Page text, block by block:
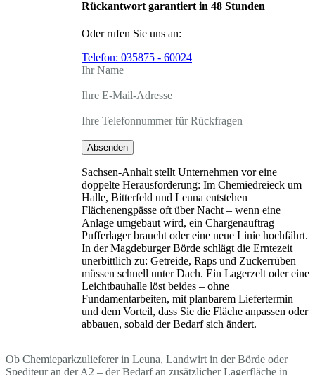
Rückantwort garantiert in 48 Stunden
Oder rufen Sie uns an:
Telefon: 035875 - 60024
Ihr Name
Ihre E-Mail-Adresse
Ihre Telefonnummer für Rückfragen
Absenden
Sachsen-Anhalt stellt Unternehmen vor eine
doppelte Herausforderung: Im Chemiedreieck um
Halle, Bitterfeld und Leuna entstehen
Flächenengpässe oft über Nacht – wenn eine
Anlage umgebaut wird, ein Chargenauftrag
Pufferlager braucht oder eine neue Linie hochfährt.
In der Magdeburger Börde schlägt die Erntezeit
unerbittlich zu: Getreide, Raps und Zuckerrüben
müssen schnell unter Dach. Ein Lagerzelt oder eine
Leichtbauhalle löst beides – ohne
Fundamentarbeiten, mit planbarem Liefertermin
und dem Vorteil, dass Sie die Fläche anpassen oder
abbauen, sobald der Bedarf sich ändert.
Ob Chemieparkzulieferer in Leuna, Landwirt in der Börde oder
Spediteur an der A2 – der Bedarf an zusätzlicher Lagerfläche in